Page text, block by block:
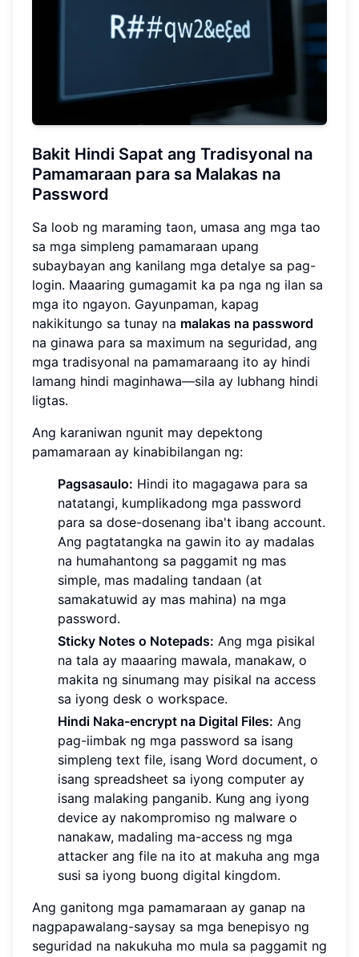
Bakit Hindi Sapat ang Tradisyonal na
Pamamaraan para sa Malakas na
Password
Sa loob ng maraming taon, umasa ang mga tao
sa mga simpleng pamamaraan upang
subaybayan ang kanilang mga detalye sa pag-
login. Maaaring gumagamit ka pa nga ng ilan sa
mga ito ngayon. Gayunpaman, kapag
nakikitungo sa tunay na malakas na password
na ginawa para sa maximum na seguridad, ang
mga tradisyonal na pamamaraang ito ay hindi
lamang hindi maginhawa—sila ay lubhang hindi
ligtas.
Ang karaniwan ngunit may depektong
pamamaraan ay kinabibilangan ng:
Pagsasaulo: Hindi ito magagawa para sa
natatangi, kumplikadong mga password
para sa dose-dosenang iba't ibang account.
Ang pagtatangka na gawin ito ay madalas
na humahantong sa paggamit ng mas
simple, mas madaling tandaan (at
samakatuwid ay mas mahina) na mga
password.
Sticky Notes o Notepads: Ang mga pisikal
na tala ay maaaring mawala, manakaw, o
makita ng sinumang may pisikal na access
sa iyong desk o workspace.
Hindi Naka-encrypt na Digital Files: Ang
pag-iimbak ng mga password sa isang
simpleng text file, isang Word document, o
isang spreadsheet sa iyong computer ay
isang malaking panganib. Kung ang iyong
device ay nakompromiso ng malware o
nanakaw, madaling ma-access ng mga
attacker ang file na ito at makuha ang mga
susi sa iyong buong digital kingdom.
Ang ganitong mga pamamaraan ay ganap na
nagpapawalang-saysay sa mga benepisyo ng
seguridad na nakukuha mo mula sa paggamit ng